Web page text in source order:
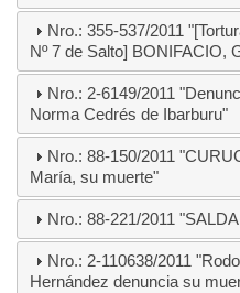
Nro.: 355-537/2011
Nº 7 de Salto] BONIFACIO,
Nro.: 2-6149/2011
Norma Cedrés de Ibarburu"
Nro.: 88-150/2011
María, su muerte"
Nro.: 88-221/2011
Nro.: 2-110638/2011
Hernández denuncia su